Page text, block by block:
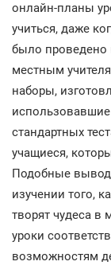
онлайн-планы
учиться, даже
было проведено
местным
наборы,
использовавшие
стандартных
учащиеся,
Подобные
изучении того,
творят чудеса в
уроки
возможностям